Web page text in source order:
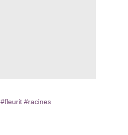
#fleurit #racines